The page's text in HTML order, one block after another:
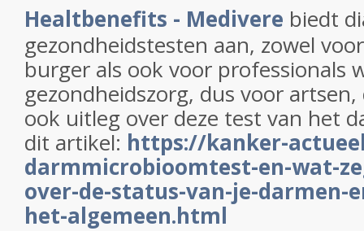
Healtbenefits - Medivere biedt
gezondheidstesten aan, zowel
burger als ook voor professionals
gezondheidszorg, dus voor
ook uitleg over deze test van het
dit artikel: https://kanker-
darmmicrobioomtest-en-wat-
over-de-status-van-je-darmen-
het-algemeen.html